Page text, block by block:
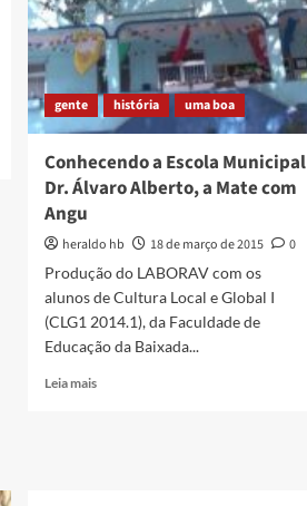
gente história uma boa
Conhecendo a Escola Municipal
Dr. Álvaro Alberto, a Mate com
Angu
heraldo hb 18 de março de 2015
0
Produção do LABORAV com os
alunos de Cultura Local e Global I
(CLG1 2014.1), da Faculdade de
Educação da Baixada...
Leia maisRead